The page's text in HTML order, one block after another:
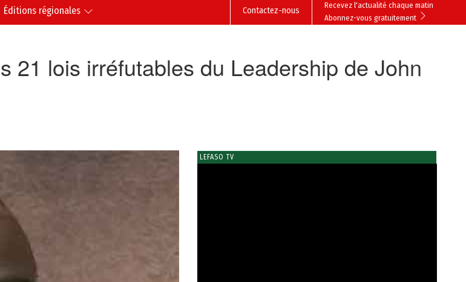
Éditions régionales
Recevez l'actualité chaque matin
Abonnez-vous gratuitement
Contactez-nous
21 lois irréfutables du Leadership de John
LEFASO TV